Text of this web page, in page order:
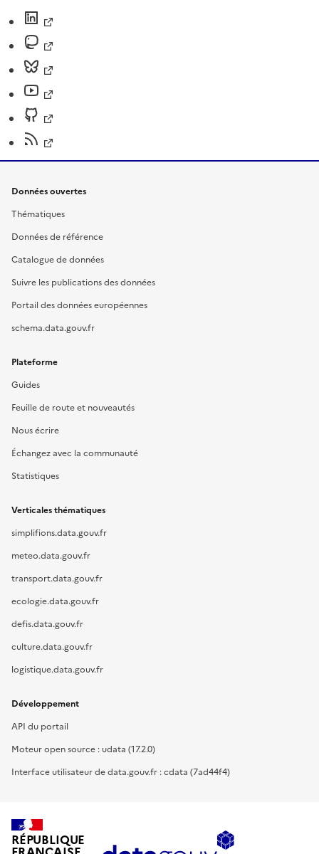
Données ouvertes
Thématiques
Données de référence
Catalogue de données
Suivre les publications des données
Portail des données européennes
schema.data.gouv.fr
Plateforme
Guides
Feuille de route et nouveautés
Nous écrire
Échangez avec la communauté
Statistiques
Verticales thématiques
simplifions.data.gouv.fr
meteo.data.gouv.fr
transport.data.gouv.fr
ecologie.data.gouv.fr
defis.data.gouv.fr
culture.data.gouv.fr
logistique.data.gouv.fr
Développement
API du portail
Moteur open source : udata (17.2.0)
Interface utilisateur de data.gouv.fr : cdata (7ad44f4)
RÉPUBLIQUE